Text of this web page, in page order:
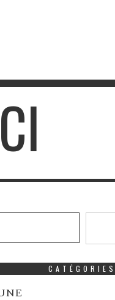
CATÉGORIES